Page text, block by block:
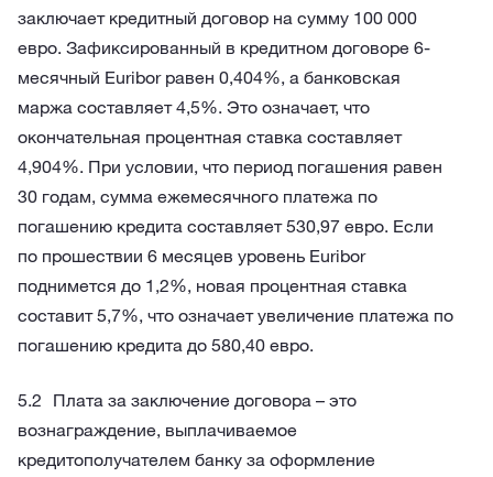
заключает кредитный договор на сумму 100 000
евро. Зафиксированный в кредитном договоре 6-
месячный Euribor равен 0,404%, а банковская
маржа составляет 4,5%. Это означает, что
окончательная процентная ставка составляет
4,904%. При условии, что период погашения равен
30 годам, сумма ежемесячного платежа по
погашению кредита составляет 530,97 евро. Если
по прошествии 6 месяцев уровень Euribor
поднимется до 1,2%, новая процентная ставка
составит 5,7%, что означает увеличение платежа по
погашению кредита до 580,40 евро.
Плата за заключение договора – это
вознаграждение, выплачиваемое
кредитополучателем банку за оформление